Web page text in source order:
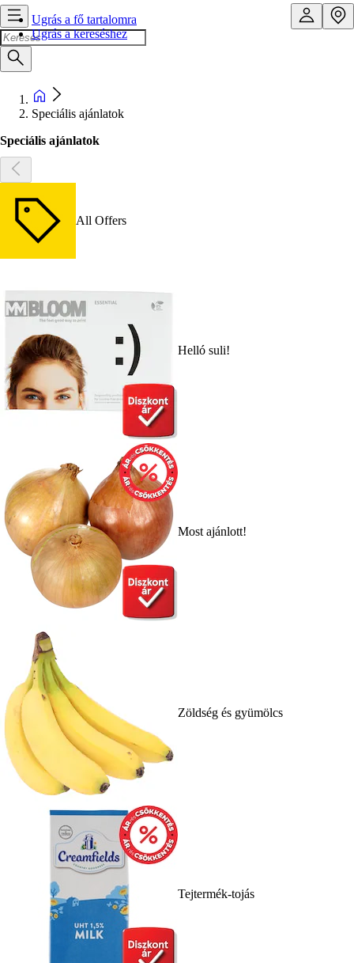
Ugrás a fő tartalomra
Ugrás a kereséshez
Speciális ajánlatok
Speciális ajánlatok
All Offers
Helló suli!
Most ajánlott!
Zöldség és gyümölcs
Tejtermék-tojás